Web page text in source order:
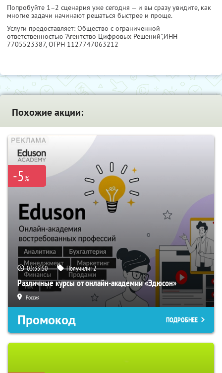
Попробуйте 1–2 сценария уже сегодня — и вы сразу увидите, как
многие задачи начинают решаться быстрее и проще.
Услуги предоставляет: Общество с ограниченной
ответственностью "Агентство Цифровых Решений",ИНН
7705523387, ОГРН 1127747063212
Похожие акции:
-5%
03:33:49 Получили:2
Различные курсы от онлайн-академии «Эдюсон»
Россия
Промокод ПОДРОБНЕЕ